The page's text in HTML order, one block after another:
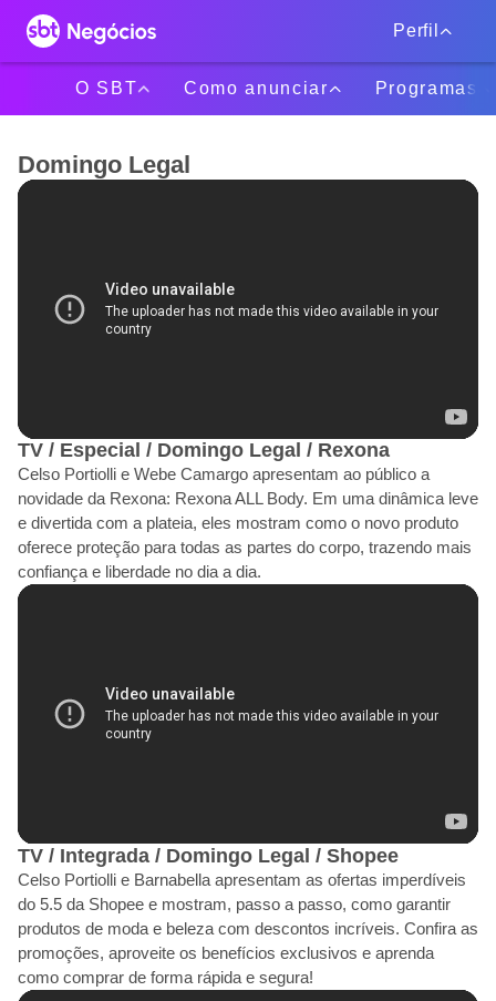
Perfil
O SBT Como anunciar Programas
Domingo Legal
TV / Especial / Domingo Legal / Rexona
Celso Portiolli e Webe Camargo apresentam ao público a
novidade da Rexona: Rexona ALL Body. Em uma dinâmica leve
e divertida com a plateia, eles mostram como o novo produto
oferece proteção para todas as partes do corpo, trazendo mais
confiança e liberdade no dia a dia.
TV / Integrada / Domingo Legal / Shopee
Celso Portiolli e Barnabella apresentam as ofertas imperdíveis
do 5.5 da Shopee e mostram, passo a passo, como garantir
produtos de moda e beleza com descontos incríveis. Confira as
promoções, aproveite os benefícios exclusivos e aprenda
como comprar de forma rápida e segura!